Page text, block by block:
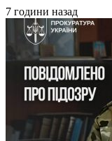
7 години назад